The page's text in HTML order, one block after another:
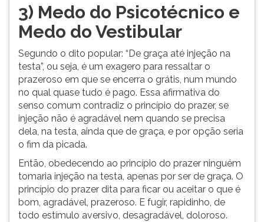
3) Medo do Psicotécnico e
Medo do Vestibular
Segundo o dito popular: “De graça até injeção na
testa”, ou seja, é um exagero para ressaltar o
prazeroso em que se encerra o grátis, num mundo
no qual quase tudo é pago. Essa afirmativa do
senso comum contradiz o princípio do prazer, se
injeção não é agradável nem quando se precisa
dela, na testa, ainda que de graça, e por opção seria
o fim da picada.
Então, obedecendo ao princípio do prazer ninguém
tomaria injeção na testa, apenas por ser de graça. O
princípio do prazer dita para ficar ou aceitar o que é
bom, agradável, prazeroso. E fugir, rapidinho, de
todo estímulo aversivo, desagradável, doloroso.